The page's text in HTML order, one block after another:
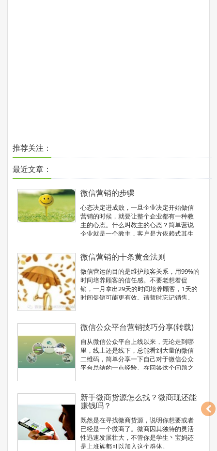
推荐关注：
最近文章：
微信营销的步骤
心态决定进成败，一旦企业决定开始做信
营销的时候，就要让整个企业都有一种教
主的心态。什么叫教主的心态？简单营说
企业就是一个教主，客户是方依赖式其生
去难了。传统企业一下改变整个观念是有
点一难度，但是只要明白点这一点就以做
到的，那就是企业内部所有人
微信营销的十条黄金法则
微信营运的目的是维护顾客关系，用99%的
时间培养顾客的信任感。不要老想着促
销，一月拿出29天的时间培养顾客，1天的
时间促销可能更有效。请暂时忘记销售。
微信公众平台营销技巧分享(转载)
自从微信公众平台上线以来，无论走到哪
里，线上还是线下，总能看到大量的微信
二维码，简单分享一下自己对于微信公众
平台总结的一点经验。在回答这个问题之
新手微商货源怎么找？微商现还能
赚钱吗？
既然是在寻找微商货源，说明你想要或者
已经是一个微商了。微商因其独特的灵活
性迅速发展壮大，不管你是学生丶宝妈还
是上班族都可以加入这个群体。